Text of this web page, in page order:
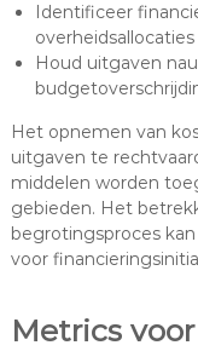
Identificeer
Houd uitgaven
Het opnemen van
uitgaven te
middelen worden
gebieden. Het
begrotingsproces
voor
Metrics